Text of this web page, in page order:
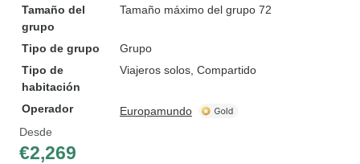
Tamaño del
grupo
Tamaño máximo del grupo 72
Tipo de grupo
Grupo
Tipo de
habitación
Viajeros solos, Compartido
Operador
Europamundo
Desde
€2,269